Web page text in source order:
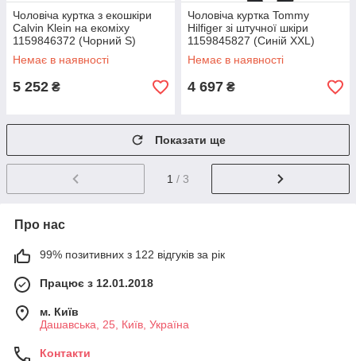
Чоловіча куртка з екошкіри
Calvin Klein на екоміху
1159846372 (Чорний S)
Немає в наявності
5 252 ₴
Чоловіча куртка Tommy
Hilfiger зі штучної шкіри
1159845827 (Синій XXL)
Немає в наявності
4 697 ₴
Показати ще
1 / 3
Про нас
99% позитивних з 122 відгуків за рік
Працює з 12.01.2018
м. Київ
Дашавська, 25, Київ, Україна
Контакти